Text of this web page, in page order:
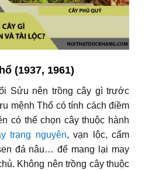
(1937, 1961)
Sửu nên trồng cây gì trước
mệnh Thổ có tính cách điềm
có thể chọn cây thuộc hành
trạng nguyên, vạn lộc, cẩm
đá nâu… để mang lại may
Không nên trồng cây thuộc